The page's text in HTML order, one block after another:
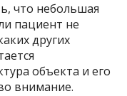
что небольшая
пациент не
других
объекта и его
внимание.